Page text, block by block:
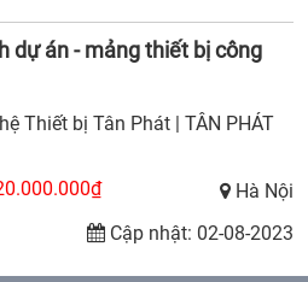
dự án - mảng thiết bị công
Thiết bị Tân Phát | TÂN PHÁT
Hà Nội
Cập nhật: 02-08-2023